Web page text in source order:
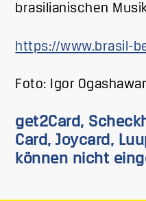
brasilianischen
https://www.brasil-
Foto: Igor
get2Card,
Card, Joycard,
können nicht